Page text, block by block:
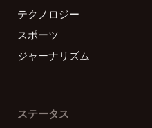
テクノロジー
スポーツ
ジャーナリズム
ステータス